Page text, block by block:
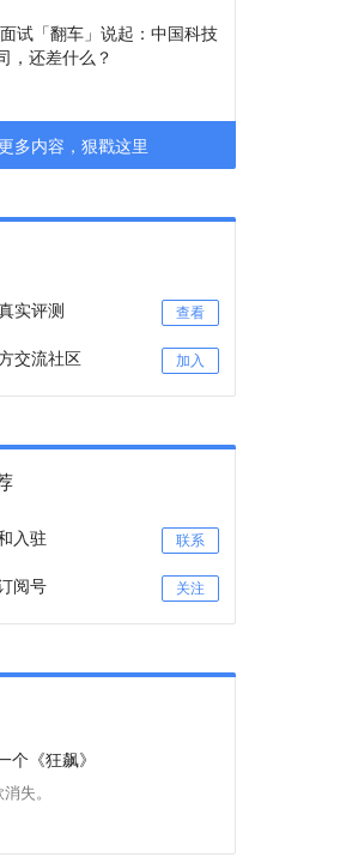
试「翻车」说起：中国科技
，还差什么？
多内容，狠戳这里
实评测 查看
交流社区 加入
入驻 联系
阅号 关注
个《狂飙》
失。